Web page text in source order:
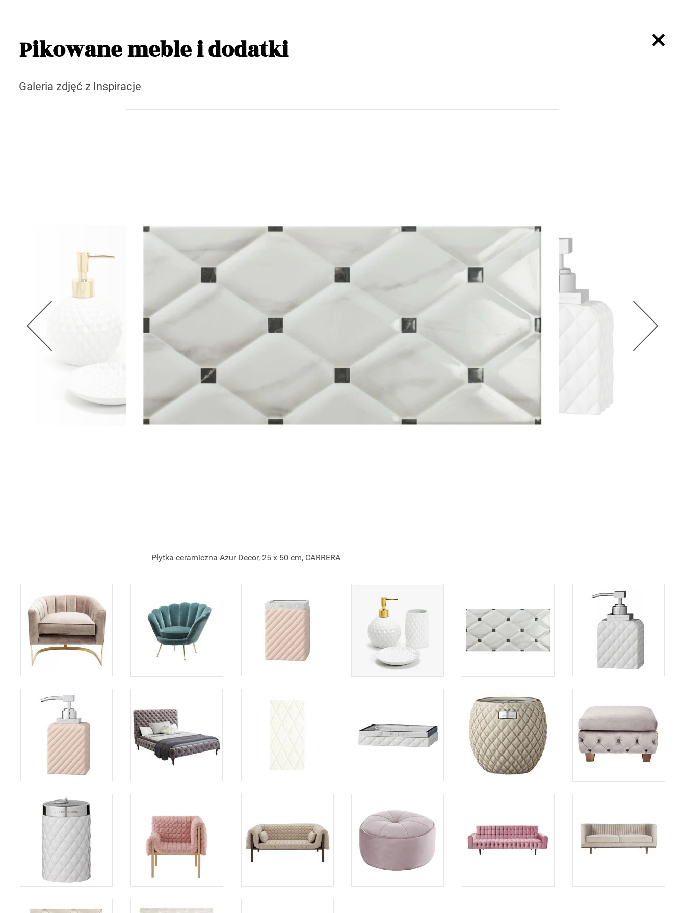
Pikowane meble i dodatki
Galeria zdjęć z Inspiracje
Płytka ceramiczna Azur Decor, 25 x 50 cm, CARRERA